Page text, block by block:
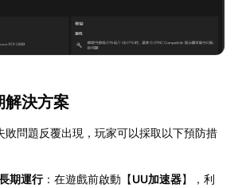
解決方案
敗問題反覆出現，玩家可以採取以下預防措
期運行：在遊戲前啟動【UU加速器】，利